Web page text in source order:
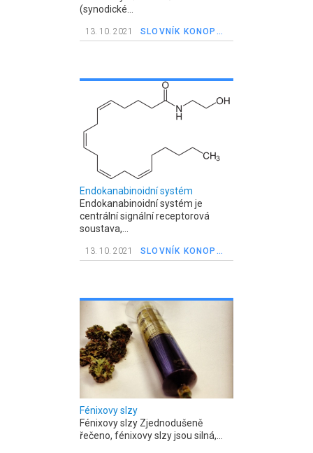
(synodické...
13. 10. 2021 SLOVNÍK KONOPNÝCH POJMŮ
Endokanabinoidní systém
Endokanabinoidní systém je
centrální signální receptorová
soustava,...
13. 10. 2021 SLOVNÍK KONOPNÝCH POJMŮ
Fénixovy slzy
Fénixovy slzy Zjednodušeně
řečeno, fénixovy slzy jsou silná,...